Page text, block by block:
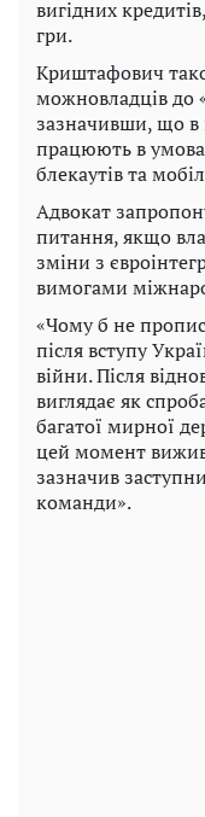
вигідних
гри.
Криштафович
можновладців до
зазначивши, що в
працюють в
блекаутів та
Адвокат
питання, якщо
зміни з
вимогами
«Чому б не
після вступу
війни. Після
виглядає як
багатої мирної
цей момент
зазначив
команди».